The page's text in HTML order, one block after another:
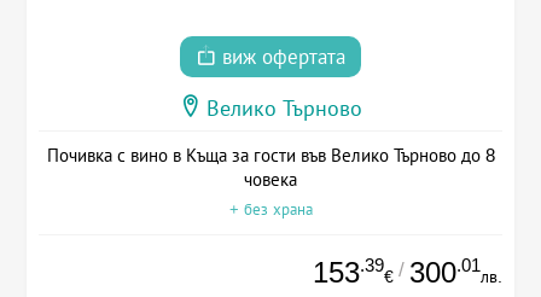
виж офертата
Велико Търново
Почивка с вино в Къща за гости във Велико Търново до 8
човека
+ без храна
153.39
€ / 300.01
лв.